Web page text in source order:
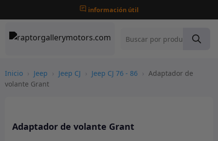
información útil
Inicio › Jeep › Jeep CJ › Jeep CJ 76 - 86 › Adaptador de
volante Grant
Adaptador de volante Grant